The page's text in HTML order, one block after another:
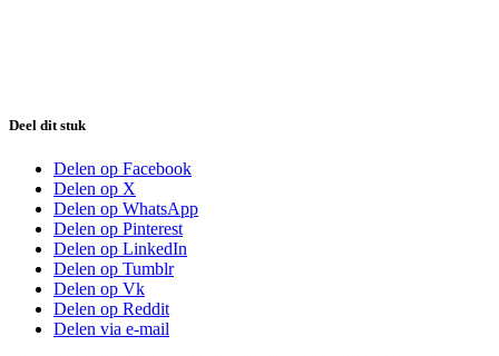
Deel dit stuk
Delen op Facebook
Delen op X
Delen op WhatsApp
Delen op Pinterest
Delen op LinkedIn
Delen op Tumblr
Delen op Vk
Delen op Reddit
Delen via e-mail